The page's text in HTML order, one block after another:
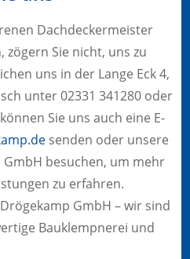
Dachdeckermeister
Sie nicht, uns zu
uns in der Lange Eck 4,
unter 02331 341280 oder
Sie uns auch eine E-
senden oder unsere
besuchen, um mehr
zu erfahren.
GmbH – wir sind
Bauklempnerei und